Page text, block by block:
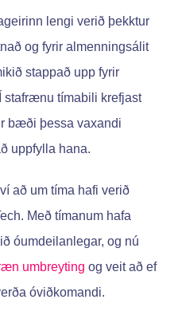
lengi verið þekktur
og fyrir almenningsálit
stappað upp fyrir
stafrænu tímabili krefjast
bæði þessa vaxandi
uppfylla hana.
að um tíma hafi verið
Með tímanum hafa
óumdeilanlegar, og nú
umbreyting og veit að ef
óviðkomandi.